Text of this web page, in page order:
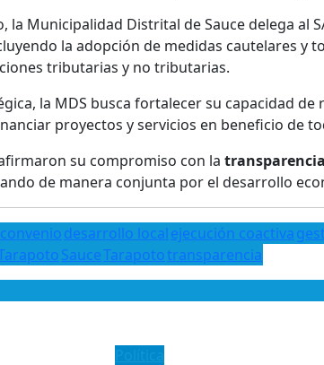
la Municipalidad Distrital de Sauce delega al
la adopción de medidas cautelares y
tributarias y no tributarias.
la MDS busca fortalecer su capacidad
proyectos y servicios en beneficio de
su compromiso con la
de manera conjunta por el desarrollo
conveniodesarrollo localejecución coactiva
SauceTarapototransparencia